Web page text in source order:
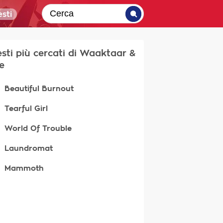
più cercati di Waaktaar &
Beautiful Burnout
Tearful Girl
World Of Trouble
Laundromat
Mammoth